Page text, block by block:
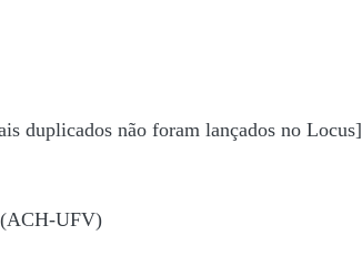
duplicados não foram lançados no Locus]
(ACH-UFV)